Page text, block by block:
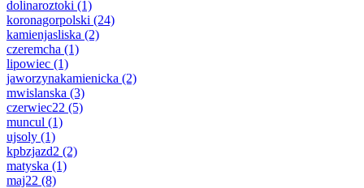
dolinaroztoki (1)
koronagorpolski (24)
kamienjasliska (2)
czeremcha (1)
lipowiec (1)
jaworzynakamienicka (2)
mwislanska (3)
czerwiec22 (5)
muncul (1)
ujsoly (1)
kpbzjazd2 (2)
matyska (1)
maj22 (8)